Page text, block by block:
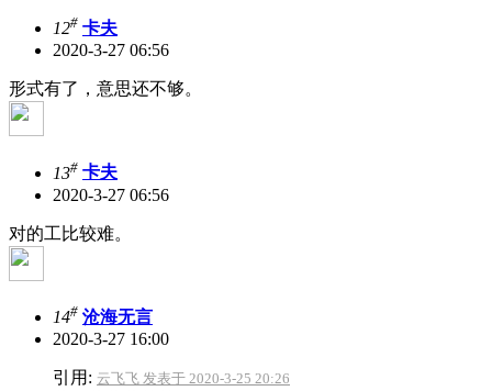
12# 卡夫
2020-3-27 06:56
形式有了，意思还不够。
13# 卡夫
2020-3-27 06:56
对的工比较难。
14# 沧海无言
2020-3-27 16:00
引用: 云飞飞 发表于 2020-3-25 20:26